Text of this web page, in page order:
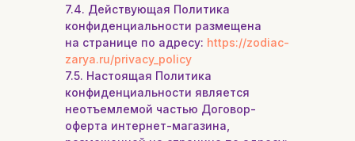
7.4. Действующая Политика
конфиденциальности размещена
на странице по адресу: https://zodiac-
zarya.ru/privacy_policy
7.5. Настоящая Политика
конфиденциальности является
неотъемлемой частью Договор-
оферта интернет-магазина,